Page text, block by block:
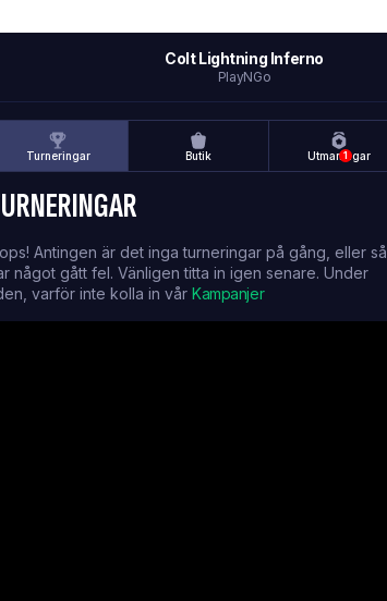
Colt Lightning Inferno
PlayNGo
Turneringar Butik 1
Utmaningar
Antingen är det inga turneringar på gång, eller så
något gått fel. Vänligen titta in igen senare. Under
varför inte kolla in vår Kampanjer